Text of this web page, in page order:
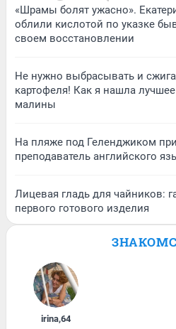
«Шрамы болят ужасно».
облили кислотой по указке
своем восстановлении
Не нужно выбрасывать и
картофеля! Как я нашла
малины
На пляже под Геленджиком
преподаватель английского
Лицевая гладь для чайников:
первого готового изделия
irina,64